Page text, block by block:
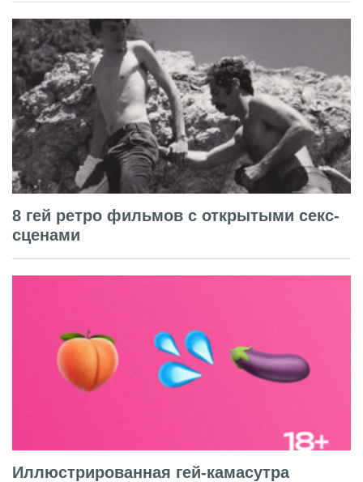
8 гей ретро фильмов с открытыми секс-
сценами
Иллюстрированная гей-камасутра